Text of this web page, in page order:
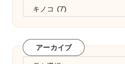
ゴ
リ
ー
アーカイブ